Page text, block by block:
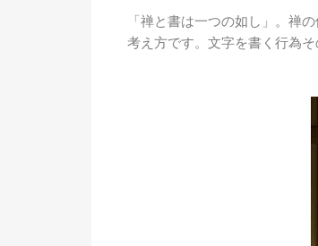
「禅と書は一つの如し」。禅
考え方です。文字を書く行為